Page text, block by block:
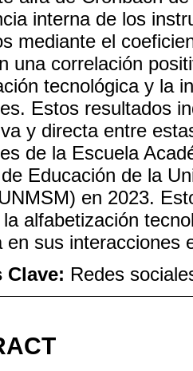
interna de los
mediante el
una correlación
tecnológica y la
Estos resultados
y directa entre
de la Escuela
Educación de la
en 2023.
alfabetización
en sus interacciones
Clave: Redes